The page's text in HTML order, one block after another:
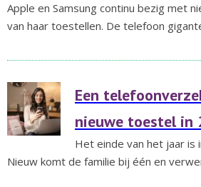
Apple en Samsung continu bezig met
van haar toestellen. De telefoon
Een
nieuwe toestel in
Het einde van het jaar is
Nieuw komt de familie bij één en